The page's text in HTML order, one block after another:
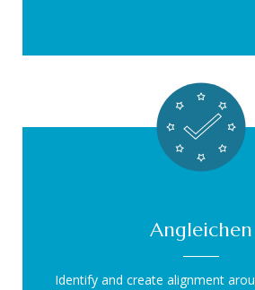
Angleichen
Identify and create alignment